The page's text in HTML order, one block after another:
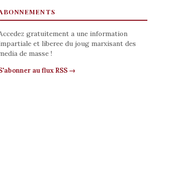
gratuitement a une information
et liberee du joug marxisant des
de masse !
au flux RSS →